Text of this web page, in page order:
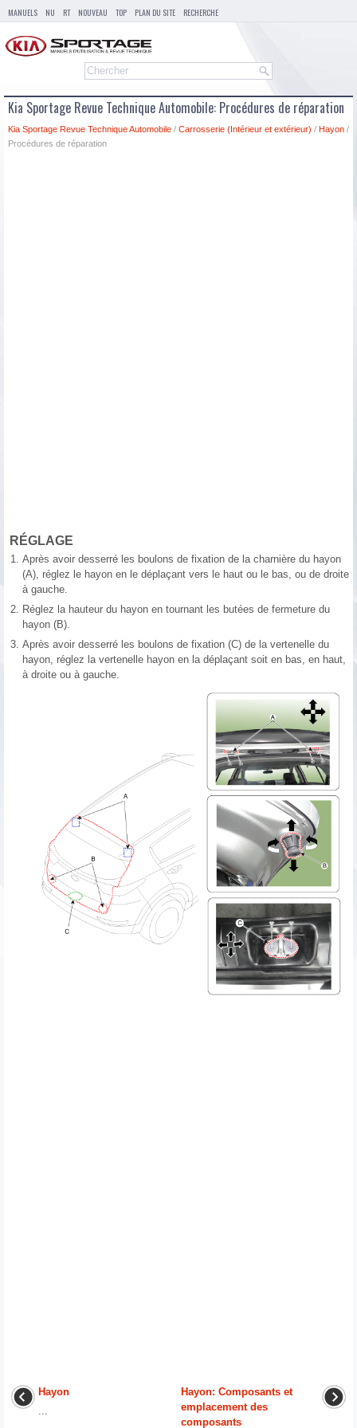
MANUELS NU RT NOUVEAU TOP PLAN DU SITE RECHERCHE
Kia Sportage Revue Technique Automobile: Procédures de réparation
Kia Sportage Revue Technique Automobile / Carrosserie (Intérieur et extérieur) / Hayon /
Procédures de réparation
RÉGLAGE
1. Après avoir desserré les boulons de fixation de la charnière du hayon
(A), réglez le hayon en le déplaçant vers le haut ou le bas, ou de droite
à gauche.
2. Réglez la hauteur du hayon en tournant les butées de fermeture du
hayon (B).
3. Après avoir desserré les boulons de fixation (C) de la vertenelle du
hayon, réglez la vertenelle hayon en la déplaçant soit en bas, en haut,
à droite ou à gauche.
Hayon
...
Hayon: Composants et
emplacement des
composants